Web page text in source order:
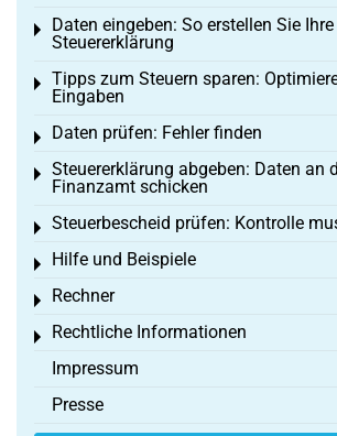
Daten eingeben: So erstellen Sie Ihre
Steuererklärung
Toggle menu
Tipps zum Steuern sparen:
Eingaben
Toggle menu
Daten prüfen: Fehler finden
Toggle menu
Steuererklärung abgeben: Daten an
Finanzamt schicken
Toggle menu
Steuerbescheid prüfen: Kontrolle
Toggle menu
Hilfe und Beispiele
Toggle menu
Rechner
Toggle menu
Rechtliche Informationen
Toggle menu
Impressum
Presse